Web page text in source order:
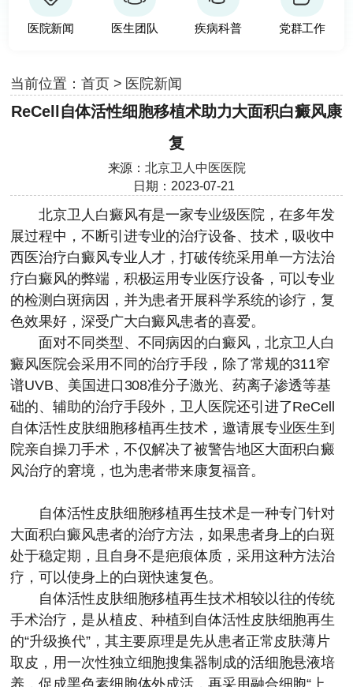
医院新闻 医生团队 疾病科普 党群工作
当前位置： 首页> 医院新闻
ReCell自体活性细胞移植术助力大面积白癜风康
复
来源：北京卫人中医医院
日期：2023-07-21
北京卫人白癜风有是一家专业级医院，在多年发
展过程中，不断引进专业的治疗设备、技术，吸收中
西医治疗白癜风专业人才，打破传统采用单一方法治
疗白癜风的弊端，积极运用专业医疗设备，可以专业
的检测白斑病因，并为患者开展科学系统的诊疗，复
色效果好，深受广大白癜风患者的喜爱。
面对不同类型、不同病因的白癜风，北京卫人白
癜风医院会采用不同的治疗手段，除了常规的311窄
谱UVB、美国进口308准分子激光、药离子渗透等基
础的、辅助的治疗手段外，卫人医院还引进了ReCell
自体活性皮肤细胞移植再生技术，邀请展专业医生到
院亲自操刀手术，不仅解决了被警告地区大面积白癜
风治疗的窘境，也为患者带来康复福音。
自体活性皮肤细胞移植再生技术是一种专门针对
大面积白癜风患者的治疗方法，如果患者身上的白斑
处于稳定期，且自身不是疤痕体质，采用这种方法治
疗，可以使身上的白斑快速复色。
自体活性皮肤细胞移植再生技术相较以往的传统
手术治疗，是从植皮、种植到自体活性皮肤细胞再生
的“升级换代”，其主要原理是先从患者正常皮肤薄片
取皮，用一次性独立细胞搜集器制成的活细胞悬液培